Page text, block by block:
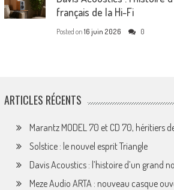
français de la Hi-Fi
Posted on 16 juin 2026 0
ARTICLES RÉCENTS
Marantz MODEL 70 et CD 70, héritiers
Solstice : le nouvel esprit Triangle
Davis Acoustics : l’histoire d’un grand
Meze Audio ARTA : nouveau casque